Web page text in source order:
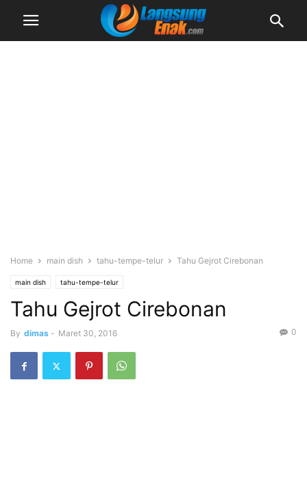
Home main dish tahu-tempe-telur Tahu Gejrot Cirebonan
main dish tahu-tempe-telur
Tahu Gejrot Cirebonan
By dimas - Maret 30, 2016 0